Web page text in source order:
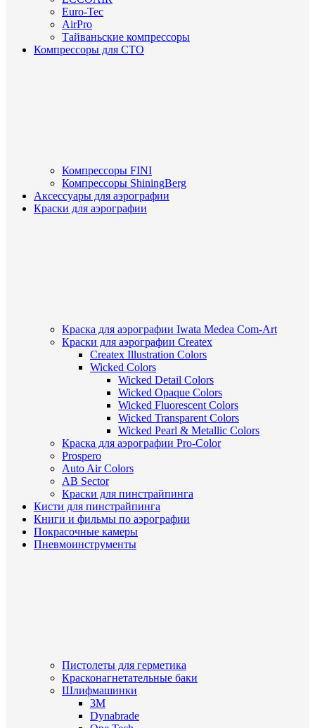
Euro-Tec
AirPro
Тайваньские компрессоры
Компрессоры для СТО
Компрессоры FINI
Компрессоры ShiningBerg
Аксессуары для аэрографии
Краски для аэрографии
Краска для аэрографии Iwata Medea Com-Art
Краски для аэрографии Createx
Createx Illustration Colors
Wicked Colors
Wicked Detail Colors
Wicked Opaque Colors
Wicked Fluorescent Colors
Wicked Transparent Colors
Wicked Pearl & Metallic Colors
Краска для аэрографии Pro-Color
Prospero
Auto Air Colors
AB Sector
Краски для пинстрайпинга
Кисти для пинстрайпинга
Книги и фильмы по аэрографии
Покрасочные камеры
Пневмоинструменты
Пистолеты для герметика
Красконагнетательные баки
Шлифмашинки
3M
Dynabrade